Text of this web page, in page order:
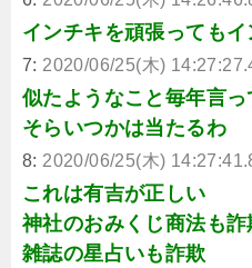
インチキを頑張っても
7: 2020/06/25(木)
似たようなこと毎年言っ
そらいつかは当たるわ
8: 2020/06/25(木)
これは有吉が正しい
神社のおみくじ商法も詐
雑誌の星占いも詐欺